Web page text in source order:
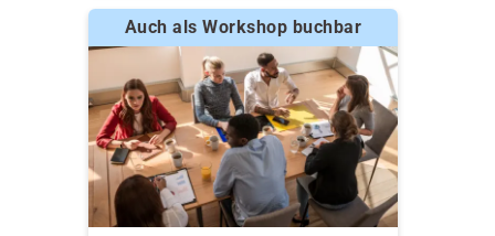
Auch als Workshop buchbar